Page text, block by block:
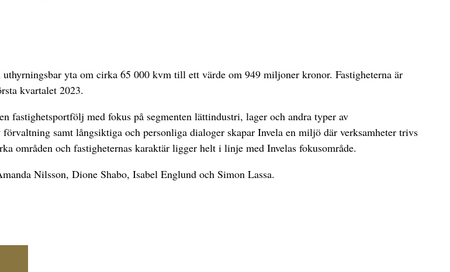
yta om cirka 65 000 kvm till ett värde om 949 miljoner kronor. Fastigheterna är
kvartalet 2023.
fastighetsportfölj med fokus på segmenten lättindustri, lager och andra typer av
samt långsiktiga och personliga dialoger skapar Invela en miljö där verksamheter trivs
områden och fastigheternas karaktär ligger helt i linje med Invelas fokusområde.
Nilsson, Dione Shabo, Isabel Englund och Simon Lassa.